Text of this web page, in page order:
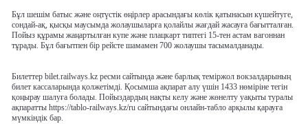
Бұл шешім батыс және оңтүстік өңірлер арасындағы көлік қатынасын күшейтуге,
сондай-ақ, қысқы маусымда жолаушыларға қолайлы жағдай жасауға бағытталған.
Пойыз құрамы жаңартылған купе және плацкарт типтегі 15-тен астам вагоннан
тұрады. Бұл бағытпен бір рейсте шамамен 700 жолаушы тасымалданады.
Билеттер bilet.railways.kz ресми сайтында және барлық теміржол вокзалдарының
билет кассаларында қолжетімді. Қосымша ақпарат алу үшін 1433 нөміріне тегін
қоңырау шалуға болады. Пойыздардың нақты келу және жөнелту уақыты туралы
ақпаратты https://tablo-railways.kz/ru сайтындағы онлайн-табло арқылы қарауға
мүмкіндік бар.